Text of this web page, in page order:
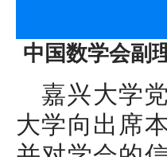
中国数学会副
嘉兴大学
大学向出席